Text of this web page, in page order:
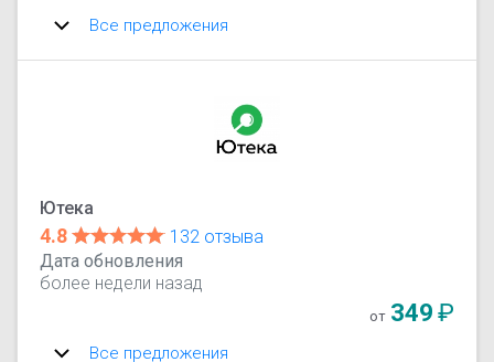
Все предложения
Ютека
4.8
132 отзыва
Дата обновления
более недели назад
от 349₽
Все предложения